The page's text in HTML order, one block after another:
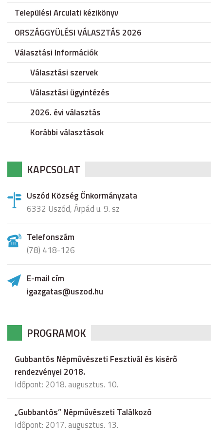
Települési Arculati kézikönyv
ORSZÁGGYÜLÉSI VÁLASZTÁS 2026
Választási Információk
Választási szervek
Választási ügyintézés
2026. évi választás
Korábbi választások
KAPCSOLAT
Uszód Község Önkormányzata
6332 Uszód, Árpád u. 9. sz
Telefonszám
(78) 418-126
E-mail cím
igazgatas@uszod.hu
PROGRAMOK
Gubbantós Népművészeti Fesztivál és kisérő
rendezvényei 2018.
Időpont: 2018. augusztus. 10.
„Gubbantós” Népművészeti Találkozó
Időpont: 2017. augusztus. 13.